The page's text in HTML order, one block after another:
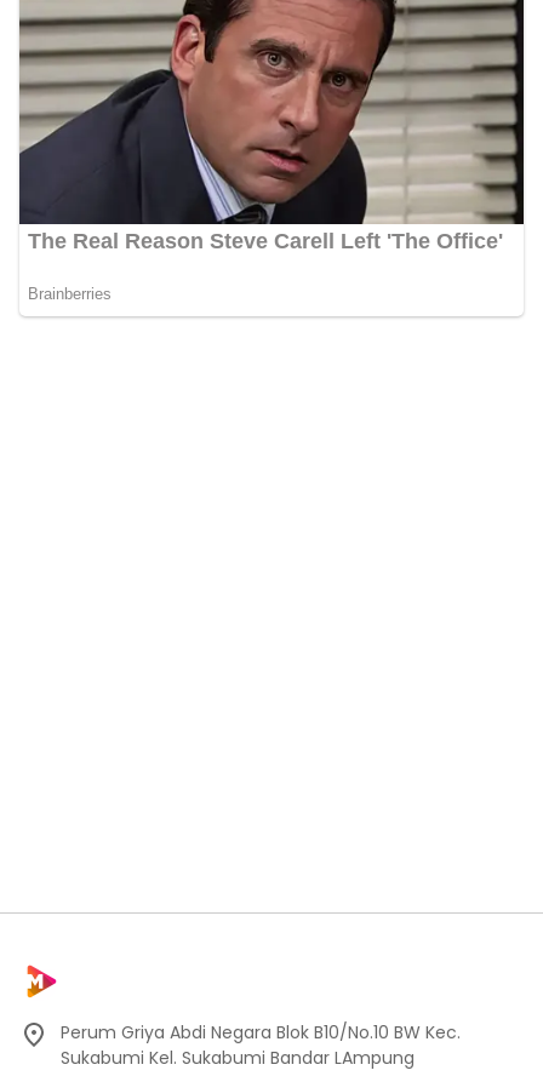
Perum Griya Abdi Negara Blok B10/No.10 BW Kec.
Sukabumi Kel. Sukabumi Bandar LAmpung